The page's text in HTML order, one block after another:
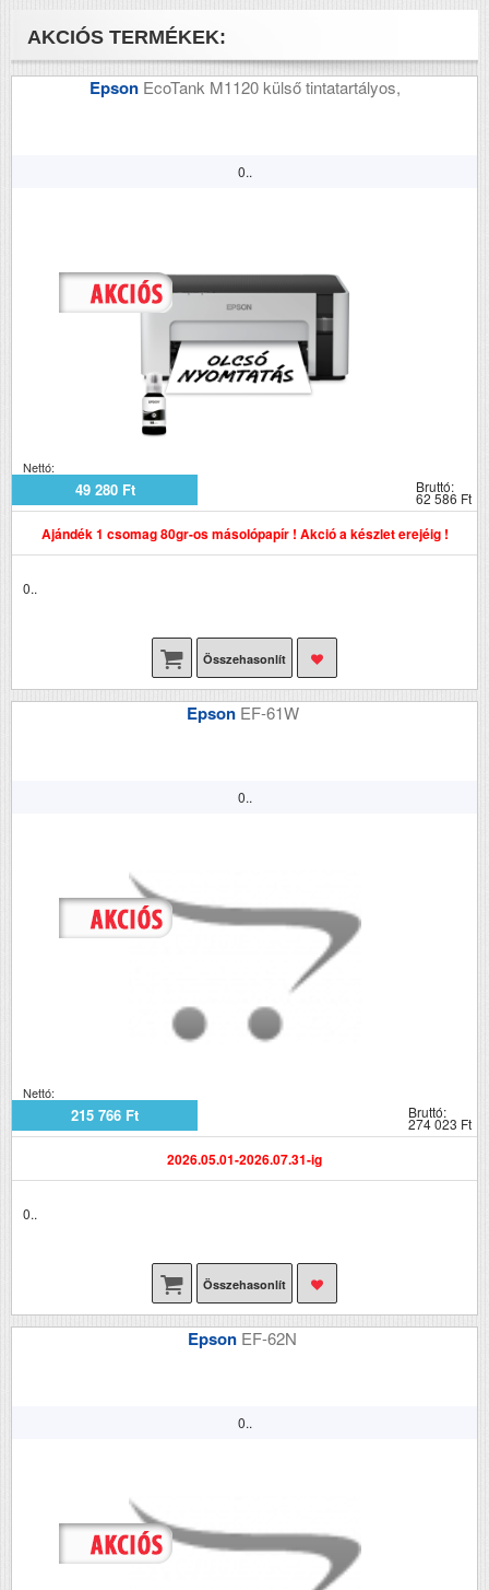
AKCIÓS TERMÉKEK:
Epson EcoTank M1120 külső tintatartályos,
0..
Nettó:
49 280 Ft Bruttó:
62 586 Ft
Ajándék 1 csomag 80gr-os másolópapír ! Akció a készlet erejéig !
0..
Összehasonlít
Epson EF-61W
0..
Nettó:
215 766 Ft Bruttó:
274 023 Ft
2026.05.01-2026.07.31-ig
0..
Összehasonlít
Epson EF-62N
0..